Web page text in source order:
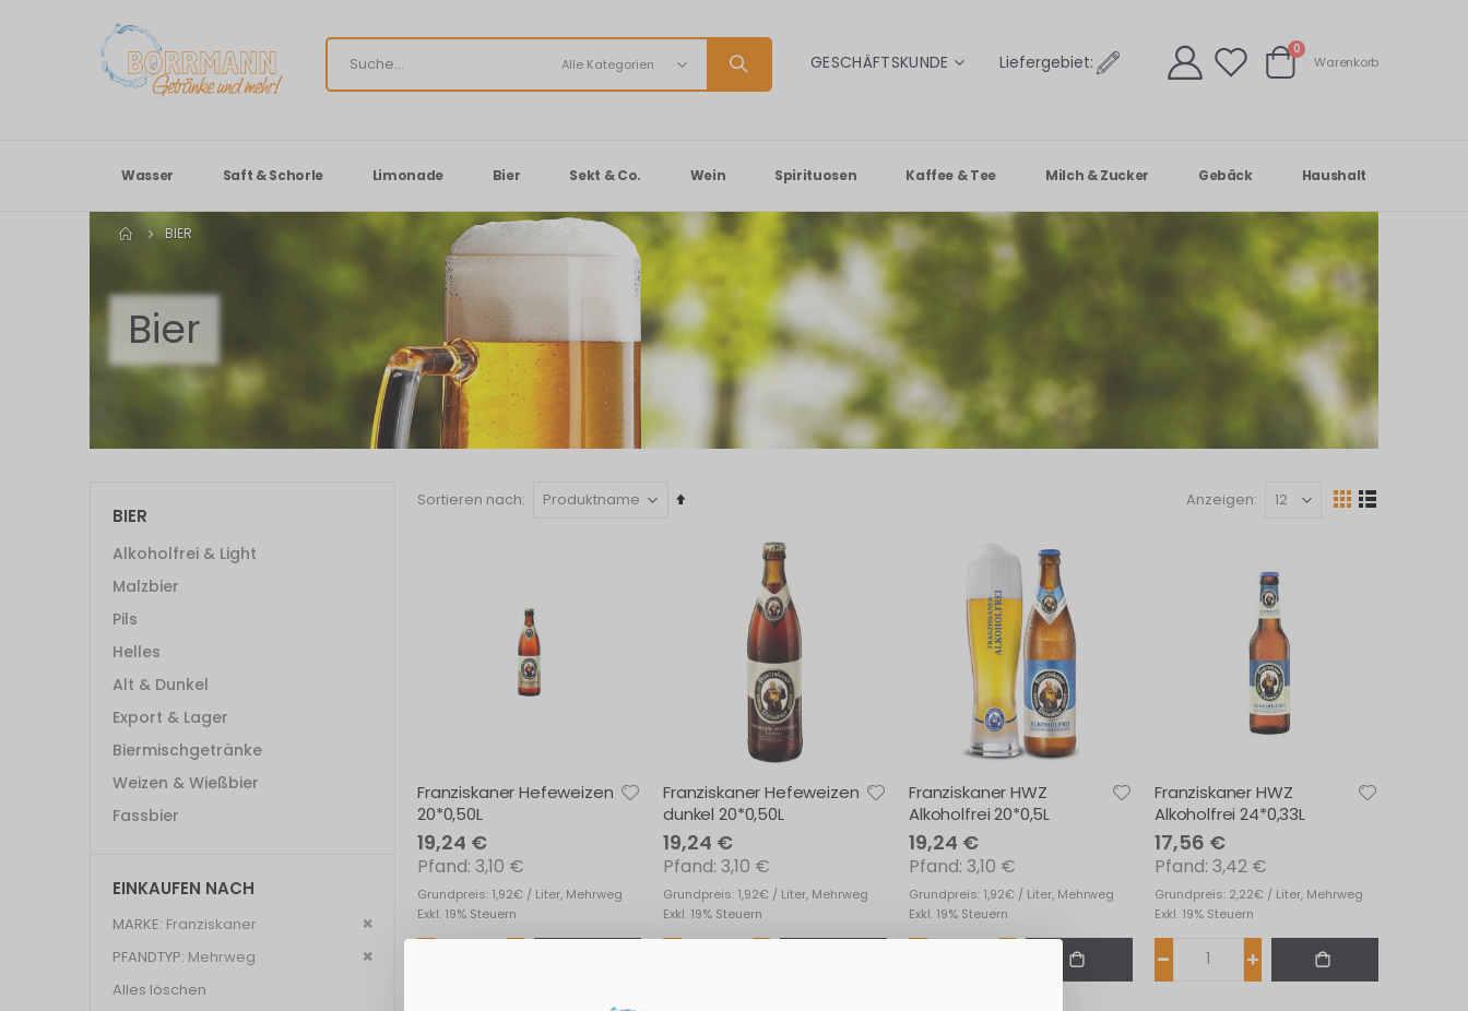
SPRACHE
GESCHÄFTSKUNDE Liefergebiet: Warenkorb
0Artikel
Warenkorb
Wasser Saft & Schorle Limonade Bier Sekt & Co. Wein Spirituosen Kaffee & Tee Milch & Zucker Gebäck Haushalt
BIER
Bier
Sortieren nach
In
Reihenfolge
Anzeigen
Ansicht
Raster
Liste
Franziskaner Hefeweizen
20*0,50L
19,24 €
Grundpreis: 1,92€ / Liter, Mehrweg
3,10 €
Exkl. 19% Steuern
Franziskaner Hefeweizen
dunkel 20*0,50L
19,24 €
Grundpreis: 1,92€ / Liter, Mehrweg
3,10 €
Exkl. 19% Steuern
Franziskaner HWZ
Alkoholfrei 20*0,5L
19,24 €
Grundpreis: 1,92€ / Liter, Mehrweg
3,10 €
Exkl. 19% Steuern
Franziskaner HWZ
Alkoholfrei 24*0,33L
17,56 €
Grundpreis: 2,22€ / Liter, Mehrweg
3,42 €
Exkl. 19% Steuern
BIER
Alkoholfrei & Light
Malzbier
Pils
Helles
Alt & Dunkel
Export & Lager
Biermischgetränke
Weizen & Wießbier
Fassbier
EINKAUFEN NACH
MARKE Franziskaner
Dies
entfernen
PFANDTYP Mehrweg
Dies
Alles löschen